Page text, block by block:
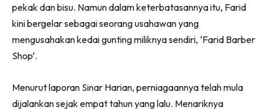
pekak dan bisu. Namun dalam keterbatasannya itu, Farid
kini bergelar sebagai seorang usahawan yang
mengusahakan kedai gunting miliknya sendiri, ‘Farid Barber
Shop’.
Menurut laporan Sinar Harian, perniagaannya telah mula
dijalankan sejak empat tahun yang lalu. Menariknya